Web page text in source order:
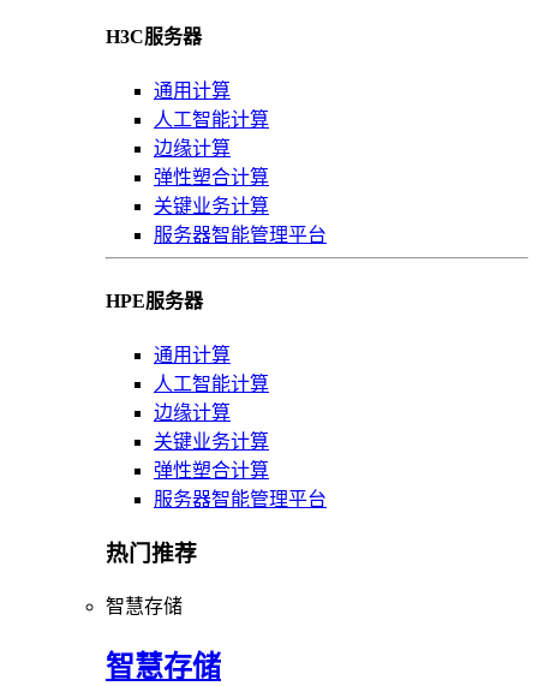
H3C服务器
通用计算
人工智能计算
边缘计算
弹性塑合计算
关键业务计算
服务器智能管理平台
HPE服务器
通用计算
人工智能计算
边缘计算
关键业务计算
弹性塑合计算
服务器智能管理平台
热门推荐
智慧存储
智慧存储